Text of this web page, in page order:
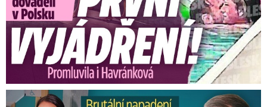
Brutální napadení Soukupa. Právník Agáty promluvil